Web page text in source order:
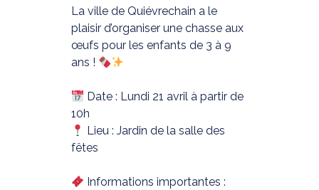
La ville de Quiévrechain a le
plaisir d’organiser une chasse aux
œufs pour les enfants de 3 à 9
ans !
Date : Lundi 21 avril à partir de
10h
Lieu : Jardin de la salle des
fêtes
Informations importantes :